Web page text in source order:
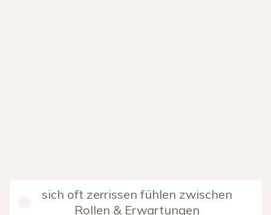
sich oft zerrissen fühlen zwischen
Rollen & Erwartungen